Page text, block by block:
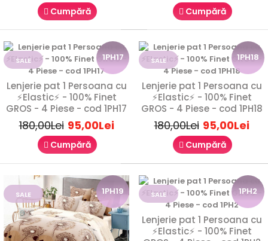
Lenjerie de Pat 1 Persoană Finet Gros – 4 PieseVă prezentăm
o lenjerie de pat pentru o persoană, rea..
SALE
Cumpără Cumpără
1PH17
SALE
Lenjerie pat 1 Persoana cu
⚡Elastic⚡ - 100% Finet
GROS - 4 Piese - cod 1PH17
180,00Lei 95,00Lei
Cumpără
1PH18
SALE
Lenjerie pat 1 Persoana cu
⚡Elastic⚡ - 100% Finet
GROS - 4 Piese - cod 1PH18
180,00Lei 95,00Lei
Cumpără
1PH19
SALE 1PH2
SALE
Lenjerie pat 1 Persoana cu
⚡Elastic⚡ - 100% Finet